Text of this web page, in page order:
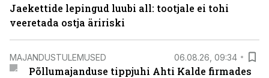
Jaekettide lepingud luubi all: tootjale ei tohi
veeretada ostja äririski
MAJANDUSTULEMUSED 06.08.26, 09:34
Põllumajanduse tippjuhi Ahti Kalde firmades